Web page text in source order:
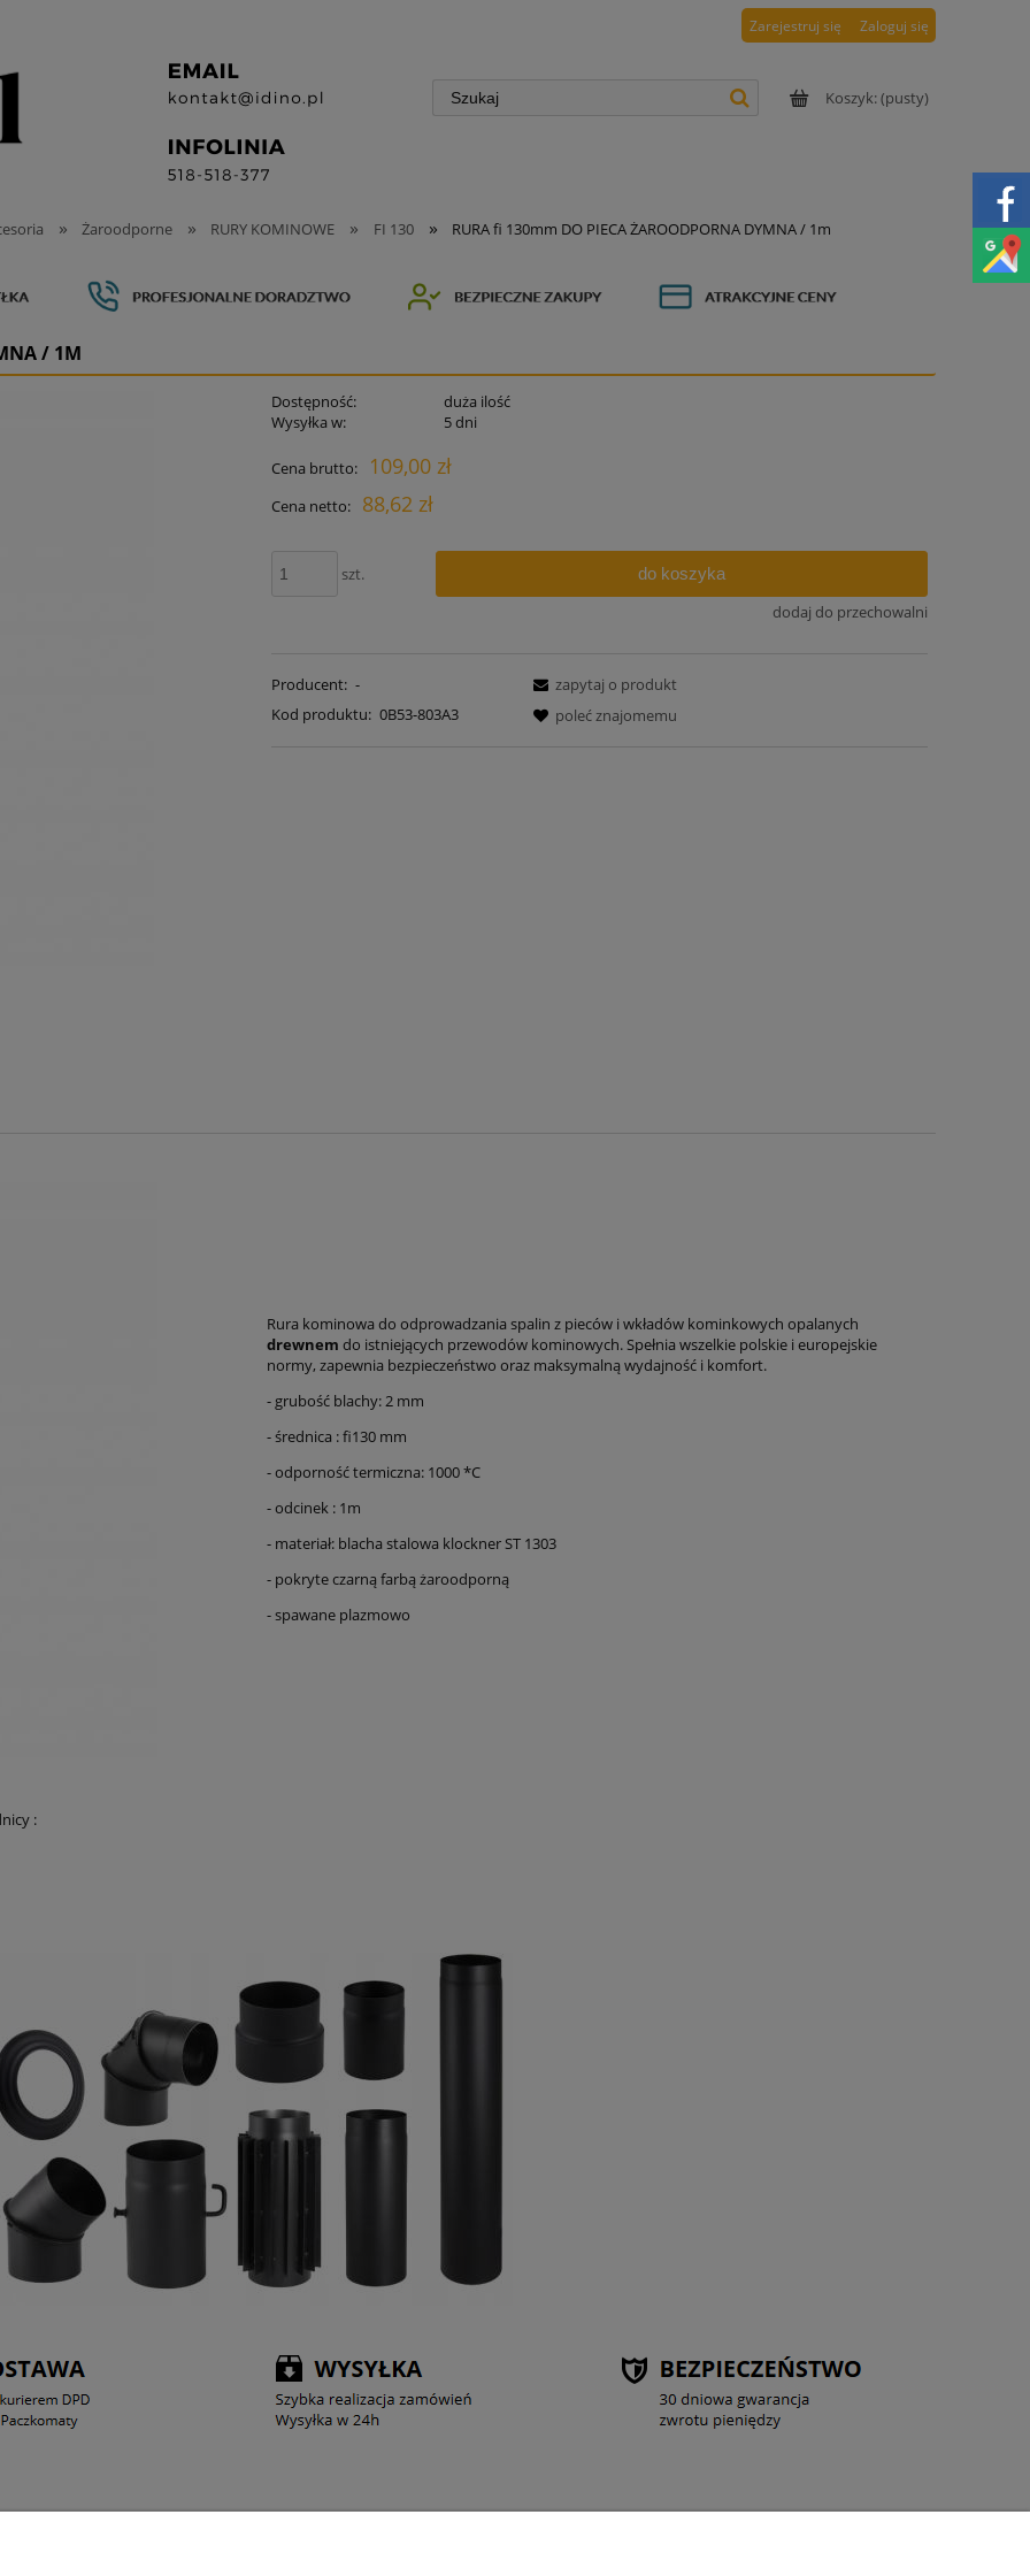
Zarejestruj się Zaloguj się
Koszyk:(pusty)
» Żaroodporne » RURY KOMINOWE » FI 130 » RURA fi 130mm DO PIECA ŻAROODPORNA DYMNA / 1m
/ 1M
Dostępność:
duża ilość
Wysyłka w:
5 dni
Cena brutto: 109,00 zł
Cena netto: 88,62 zł
szt. do koszyka
dodaj do przechowalni
Producent: -
Kod produktu: 0B53-803A3
zapytaj o produkt
poleć znajomemu
Rura kominowa do odprowadzania spalin z pieców i wkładów kominkowych opalanych
drewnem do istniejących przewodów kominowych. Spełnia wszelkie polskie i europejskie
normy, zapewnia bezpieczeństwo oraz maksymalną wydajność i komfort.
- grubość blachy: 2 mm
- średnica : fi130 mm
- odporność termiczna: 1000 *C
- odcinek : 1m
- materiał: blacha stalowa klockner ST 1303
- pokryte czarną farbą żaroodporną
- spawane plazmowo
: